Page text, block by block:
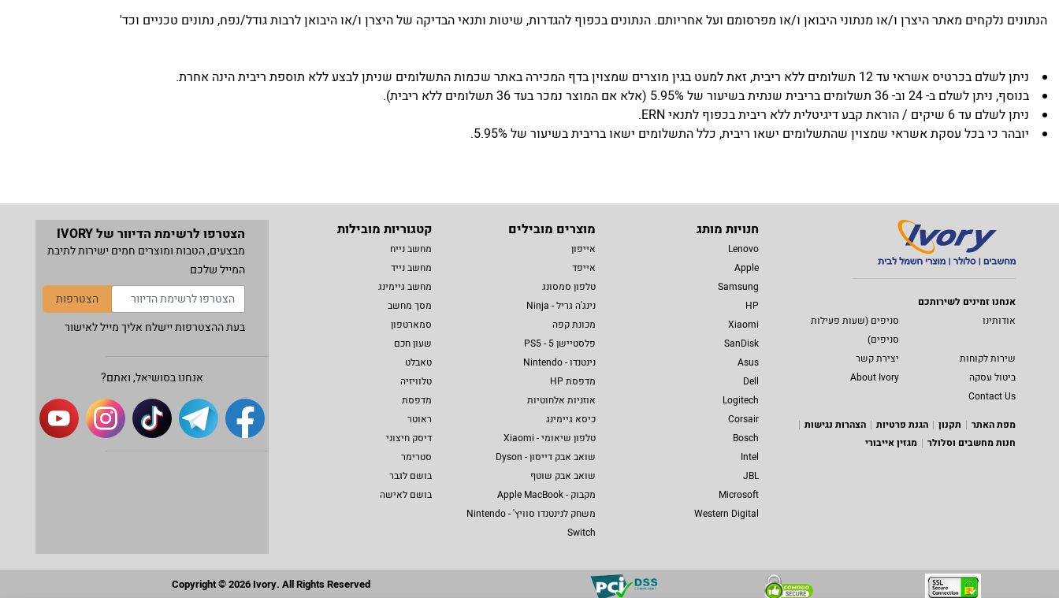
הנתונים נלקחים מאתר היצרן ו/או מנתוני היבואן ו/או מפרסומם ועל אחריותם. הנתונים בכפוף להגדרות, שיטות ותנאי הבדיקה של היצרן ו/או היבואן לרבות גודל/נפח, נתונים טכניים וכד'
ניתן לשלם בכרטיס אשראי עד 12 תשלומים ללא ריבית, זאת למעט בגין מוצרים שמצוין בדף המכירה באתר שכמות התשלומים שניתן לבצע ללא תוספת ריבית הינה אחרת.
בנוסף, ניתן לשלם ב- 24 וב- 36 תשלומים בריבית שנתית בשיעור של 5.95% (אלא אם המוצר נמכר בעד 36 תשלומים ללא ריבית).
ניתן לשלם עד 6 שיקים / הוראת קבע דיגיטלית ללא ריבית בכפוף לתנאי ERN.
יובהר כי בכל עסקת אשראי שמצוין שהתשלומים ישאו ריבית, כלל התשלומים ישאו בריבית בשיעור של 5.95%.
אנחנו זמינים לשירותכם
אודותינו
סניפים (שעות פעילות
סניפים)
שירות לקוחות
יצירת קשר
ביטול עסקה
About Ivory
Contact Us
מפת האתר
תקנון הגנת פרטיות
הצהרות נגישות
חנות מחשבים וסלולר
מגזין אייבורי
חנויות מותג
Lenovo
Apple
Samsung
HP
Xiaomi
SanDisk
Asus
Dell
Logitech
Corsair
Bosch
Intel
JBL
Microsoft
Western Digital
מוצרים מובילים
אייפון
אייפד
טלפון סמסונג
נינג'ה גריל - Ninja
מכונת קפה
פלסטיישן 5 - PS5
נינטנדו - Nintendo
מדפסת HP
אוזניות אלחוטיות
כיסא גיימינג
טלפון שיאומי - Xiaomi
שואב אבק דייסון - Dyson
שואב אבק שוטף
מקבוק - Apple MacBook
משחק לנינטנדו סוויץ' - Nintendo
Switch
קטגוריות מובילות
מחשב נייח
מחשב נייד
מחשב גיימינג
מסך מחשב
סמארטפון
שעון חכם
טאבלט
טלוויזיה
מדפסת
ראוטר
דיסק חיצוני
סטרימר
בושם לגבר
בושם לאישה
הצטרפו לרשימת הדיוור של IVORY
מבצעים, הטבות ומוצרים חמים ישירות לתיבת
המייל שלכם
הצטרפות
בעת ההצטרפות יישלח אליך מייל לאישור
אנחנו בסושיאל, ואתם?
Copyright © 2026 Ivory. All Rights Reserved